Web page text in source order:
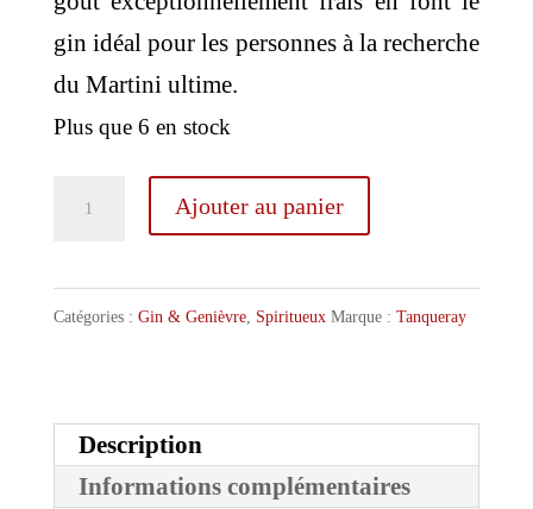
gin idéal pour les personnes à la recherche
du Martini ultime.
Plus que 6 en stock
quantité
Ten
Ajouter au panier
Catégories : Gin & Genièvre, Spiritueux Marque : Tanqueray
Description
Informations complémentaires